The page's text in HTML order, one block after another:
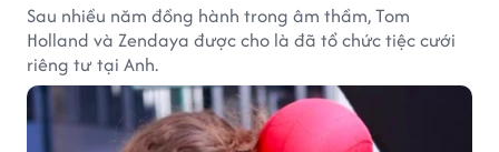
Sau nhiều năm đồng hành trong âm thầm, Tom
Holland và Zendaya được cho là đã tổ chức tiệc cưới
riêng tư tại Anh.